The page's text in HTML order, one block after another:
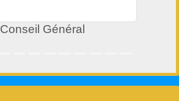
Conseil Général